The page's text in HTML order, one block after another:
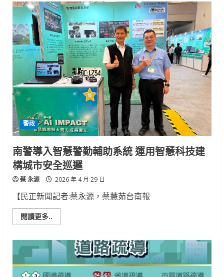
即
時
開
道
護
送
傷
患
爭
取
黃
金
時
送
醫
警政
南警導入智慧警勤輔助系統 運用智慧科技建
構城市安全巡邏
蔡 永源 2026 年 4 月 29 日
【民正新聞記者:蔡永源，蔡慧茹台南報
閱讀更多..
more
警
導
入
智
慧